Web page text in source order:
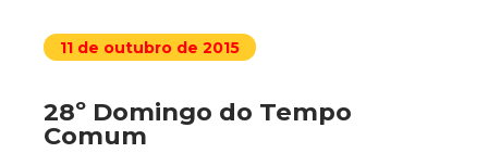
11 de outubro de 2015
28º Domingo do Tempo
Comum